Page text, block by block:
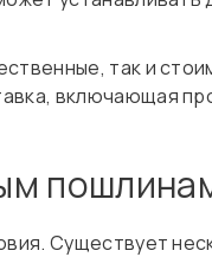
так и
включающая
Существует